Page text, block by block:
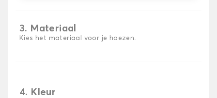
3. Materiaal
Kies het materiaal voor je hoezen.
4. Kleur